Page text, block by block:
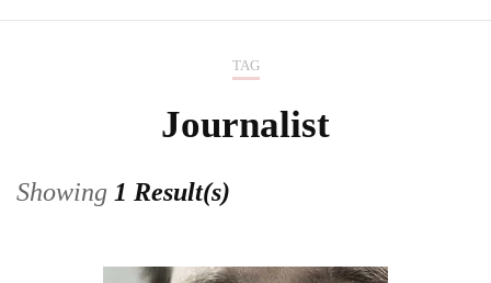
TAG
Journalist
Showing 1 Result(s)